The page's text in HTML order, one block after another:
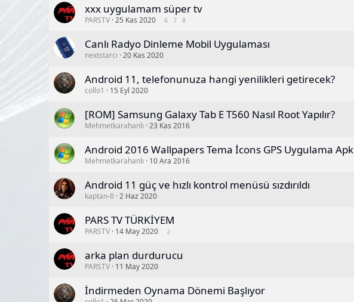
xxx uygulamam süper tv
PARSTV 25 Kas 2020 6 7 8
Canlı Radyo Dinleme Mobil Uygulaması
nextstarcı 20 Kas 2020
Android 11, telefonunuza hangi yenilikleri getirecek?
collo1 15 Eyl 2020
[ROM] Samsung Galaxy Tab E T560 Nasıl Root Yapılır?
Mehmetkarahanlı 23 Kas 2016
Android 2016 Wallpapers Tema İcons GPS Uygulama Apk
Mehmetkarahanlı 10 Ara 2016
Android 11 güç ve hızlı kontrol menüsü sızdırıldı
kaptan-8 2 Haz 2020
PARS TV TÜRKİYEM
PARSTV 14 May 2020 2
arka plan durdurucu
PARSTV 11 May 2020
İndirmeden Oynama Dönemi Başlıyor